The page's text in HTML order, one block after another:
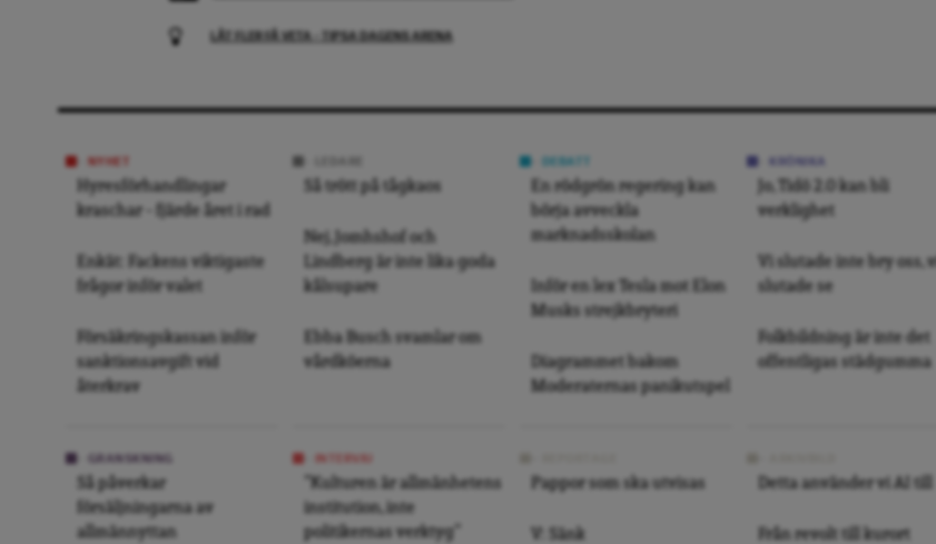
LÅT FLER FÅ VETA – TIPSA DAGENS ARENA
Hyresförhandlingar
kraschar – fjärde året i rad
Enkät: Fackens viktigaste
frågor inför valet
Försäkringskassan inför
sanktionsavgift vid
återkrav
Så trött på tågkaos
Nej, Jomhshof och
Lindberg är inte lika goda
kålsupare
Ebba Busch svamlar om
vårdköerna
En rödgrön regering kan
börja avveckla
marknadsskolan
Inför en lex Tesla mot Elon
Musks strejkbryteri
Diagrammet bakom
Moderaternas panikutspel
Jo, Tidö 2.0 kan bli
verklighet
Vi slutade inte bry oss, vi
slutade se
Folkbildning är inte det
offentligas städgumma
Så påverkar
försäljningarna av
allmännyttan
”Kulturen är allmänhetens
institution, inte
politikernas verktyg”
Pappor som ska utvisas
V: Sänk
Detta använder vi AI till
Från revolt till kurort